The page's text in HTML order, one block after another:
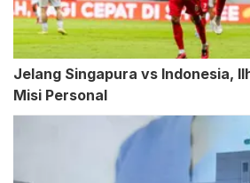
Jelang Singapura vs Indonesia,
Misi Personal